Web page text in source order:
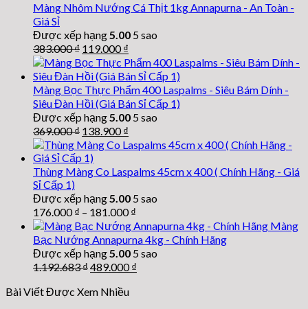
từ
mềm,
bạc
béo,
bán
bạc
cay
mềm
Màng Nhôm Nướng Cá Thịt 1kg Annapurna - An Toàn -
Giá Sỉ
Được xếp hạng5.00 5 sao
383.000₫ Giá
gốc
là:
383.000 ₫.
119.000₫
hiện
tại
là:
119.000 ₫.
Màng Bọc Thực Phẩm 400 Laspalms - Siêu Bám Dính -
Siêu Đàn Hồi (Giá Bán Sỉ Cấp 1)
Được xếp hạng5.00 5 sao
369.000₫ Giá
gốc
là:
369.000 ₫.
138.900₫
hiện
là:
Thùng Màng Co Laspalms 45cm x 400 ( Chính Hãng - Giá
Sỉ Cấp 1)
Được xếp hạng5.00 5 sao
176.000₫ – 181.000₫
Màng
Bạc Nướng Annapurna 4kg - Chính Hãng
Được xếp hạng5.00 5 sao
1.192.683₫Giá
là:
489.000₫
Bài Viết Được Xem Nhiều